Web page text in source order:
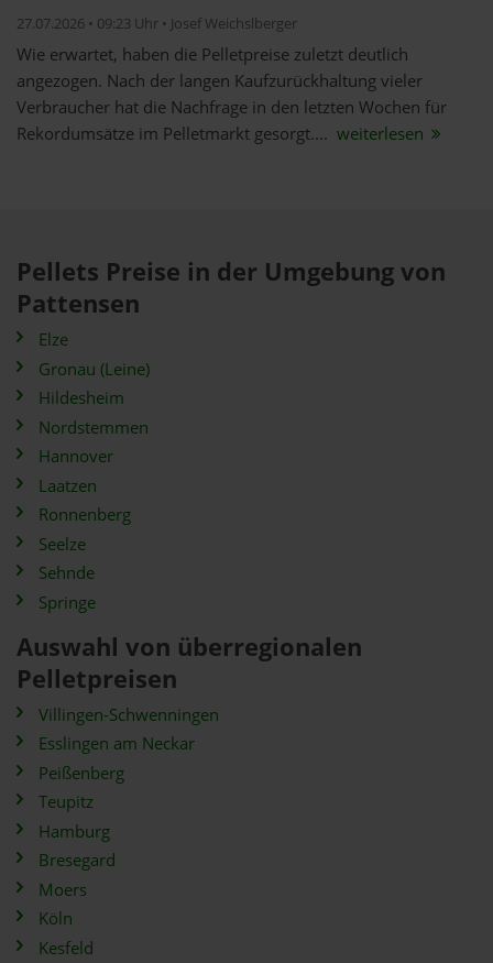
27.07.2026 • 09:23 Uhr • Josef Weichslberger
Wie erwartet, haben die Pelletpreise zuletzt deutlich
angezogen. Nach der langen Kaufzurückhaltung vieler
Verbraucher hat die Nachfrage in den letzten Wochen für
Rekordumsätze im Pelletmarkt gesorgt.... weiterlesen
Pellets Preise in der Umgebung von
Pattensen
Elze
Gronau (Leine)
Hildesheim
Nordstemmen
Hannover
Laatzen
Ronnenberg
Seelze
Sehnde
Springe
Auswahl von überregionalen
Pelletpreisen
Villingen-Schwenningen
Esslingen am Neckar
Peißenberg
Teupitz
Hamburg
Bresegard
Moers
Köln
Kesfeld